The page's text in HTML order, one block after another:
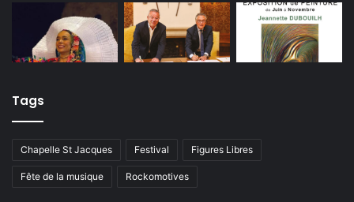
Tags
Chapelle St Jacques Festival Figures Libres
Fête de la musique Rockomotives